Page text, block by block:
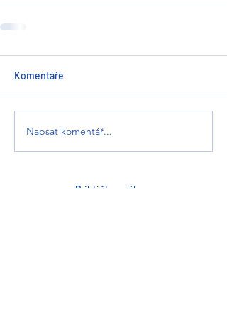
Komentáře
Napsat komentář...
Prihláška za člena